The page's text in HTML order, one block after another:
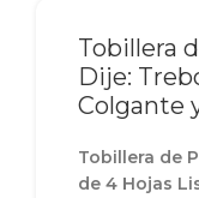
Tobillera
Dije:
Colgante
Tobillera de
de 4 Hojas